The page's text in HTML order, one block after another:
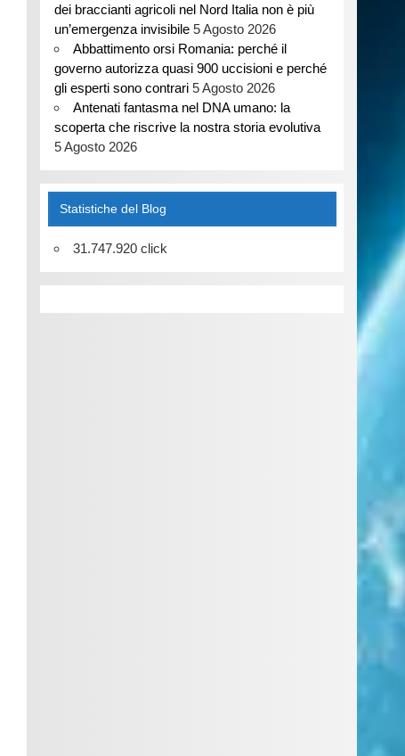
dei braccianti agricoli nel Nord Italia non è più
un’emergenza invisibile 5 Agosto 2026
Abbattimento orsi Romania: perché il
governo autorizza quasi 900 uccisioni e perché
gli esperti sono contrari 5 Agosto 2026
Antenati fantasma nel DNA umano: la
scoperta che riscrive la nostra storia evolutiva
5 Agosto 2026
Statistiche del Blog
31.747.920 click